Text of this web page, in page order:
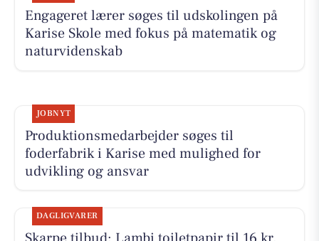
Engageret lærer søges til udskolingen på
Karise Skole med fokus på matematik og
naturvidenskab
JOBNYT
Produktionsmedarbejder søges til
foderfabrik i Karise med mulighed for
udvikling og ansvar
DAGLIGVARER